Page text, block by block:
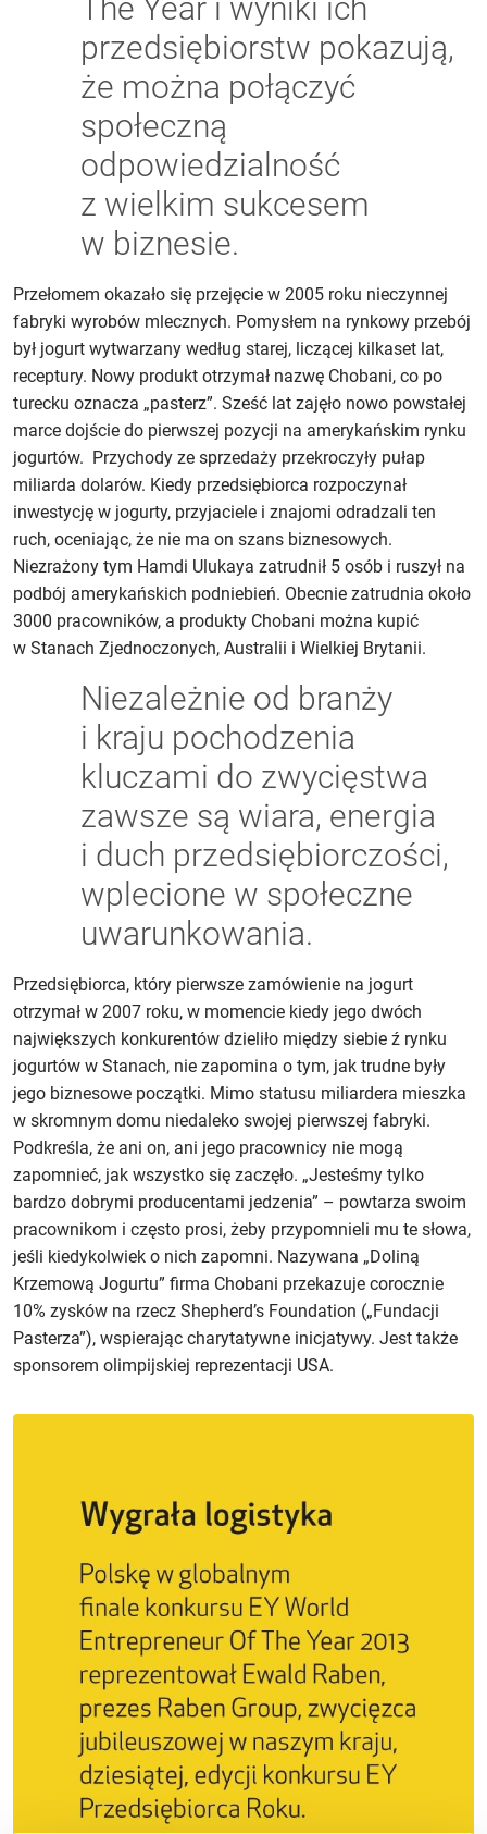
The Year i wyniki ich
przedsiębiorstw pokazują,
że można połączyć
społeczną
odpowiedzialność
z wielkim sukcesem
w biznesie.
Przełomem okazało się przejęcie w 2005 roku nieczynnej
fabryki wyrobów mlecznych. Pomysłem na rynkowy przebój
był jogurt wytwarzany według starej, liczącej kilkaset lat,
receptury. Nowy produkt otrzymał nazwę Chobani, co po
turecku oznacza „pasterz”. Sześć lat zajęło nowo powstałej
marce dojście do pierwszej pozycji na amerykańskim rynku
jogurtów. Przychody ze sprzedaży przekroczyły pułap
miliarda dolarów. Kiedy przedsiębiorca rozpoczynał
inwestycję w jogurty, przyjaciele i znajomi odradzali ten
ruch, oceniając, że nie ma on szans biznesowych.
Niezrażony tym Hamdi Ulukaya zatrudnił 5 osób i ruszył na
podbój amerykańskich podniebień. Obecnie zatrudnia około
3000 pracowników, a produkty Chobani można kupić
w Stanach Zjednoczonych, Australii i Wielkiej Brytanii.
Niezależnie od branży
i kraju pochodzenia
kluczami do zwycięstwa
zawsze są wiara, energia
i duch przedsiębiorczości,
wplecione w społeczne
uwarunkowania.
Przedsiębiorca, który pierwsze zamówienie na jogurt
otrzymał w 2007 roku, w momencie kiedy jego dwóch
największych konkurentów dzieliło między siebie ź rynku
jogurtów w Stanach, nie zapomina o tym, jak trudne były
jego biznesowe początki. Mimo statusu miliardera mieszka
w skromnym domu niedaleko swojej pierwszej fabryki.
Podkreśla, że ani on, ani jego pracownicy nie mogą
zapomnieć, jak wszystko się zaczęło. „Jesteśmy tylko
bardzo dobrymi producentami jedzenia” – powtarza swoim
pracownikom i często prosi, żeby przypomnieli mu te słowa,
jeśli kiedykolwiek o nich zapomni. Nazywana „Doliną
Krzemową Jogurtu” firma Chobani przekazuje corocznie
10% zysków na rzecz Shepherd’s Foundation („Fundacji
Pasterza”), wspierając charytatywne inicjatywy. Jest także
sponsorem olimpijskiej reprezentacji USA.